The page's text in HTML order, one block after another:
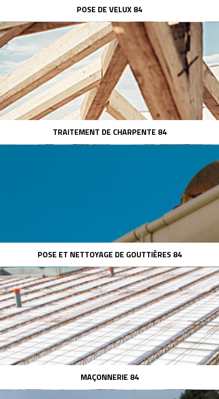
POSE DE VELUX 84
TRAITEMENT DE CHARPENTE 84
POSE ET NETTOYAGE DE GOUTTIÈRES 84
MAÇONNERIE 84